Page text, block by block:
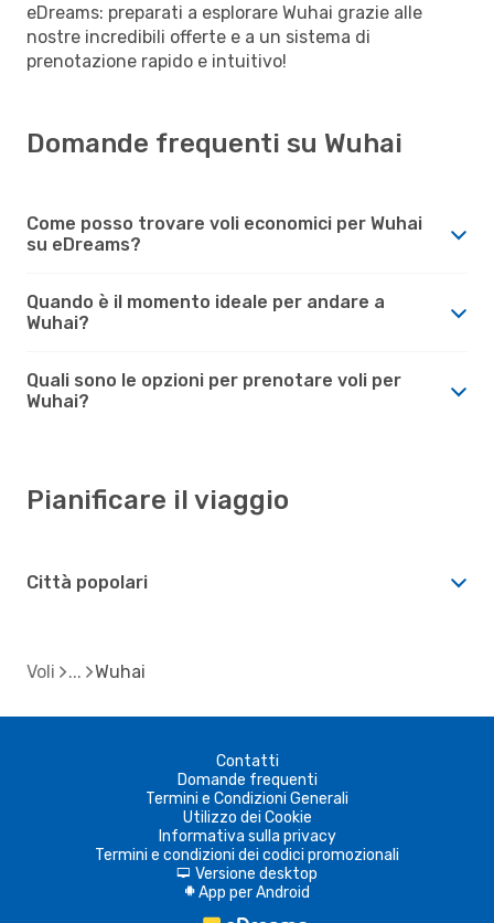
eDreams: preparati a esplorare Wuhai grazie alle
nostre incredibili offerte e a un sistema di
prenotazione rapido e intuitivo!
Domande frequenti su Wuhai
Come posso trovare voli economici per Wuhai
su eDreams?
Quando è il momento ideale per andare a
Wuhai?
Quali sono le opzioni per prenotare voli per
Wuhai?
Pianificare il viaggio
Città popolari
Voli Wuhai
Contatti
Domande frequenti
Termini e Condizioni Generali
Utilizzo dei Cookie
Informativa sulla privacy
Termini e condizioni dei codici promozionali
d Versione desktop
A App per Android